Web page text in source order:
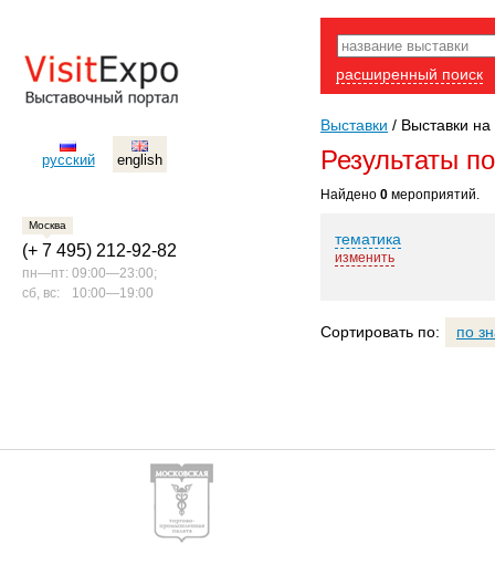
русский english
Москва
(+ 7 495) 212-92-82
пн—пт: 09:00—23:00;
сб, вс:
10:00—19:00
расширенный поиск
Выставки / Выставки
Результаты
Найдено 0 мероприятий.
тематика
изменить
Сортировать по: по